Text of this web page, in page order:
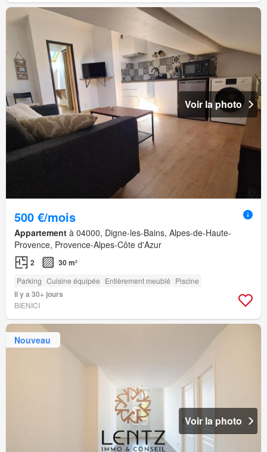
Voir la photo
500 €/mois
Appartement à 04000, Digne-les-Bains, Alpes-de-Haute-
Provence, Provence-Alpes-Côte d'Azur
2 30 m²
Parking Cuisine équipée Entièrement meublé Piscine
Il y a 30+ jours
BIENICI
Nouveau
Voir la photo